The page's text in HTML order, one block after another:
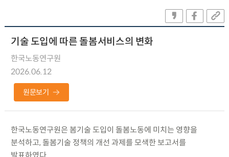
기술 도입에 따른 돌봄서비스의 변화
한국노동연구원
2026.06.12
원문보기
한국노동연구원은 봄기술 도입이 돌봄노동에 미치는 영향을
분석하고, 돌봄기술 정책의 개선 과제를 모색한 보고서를
발표하였다.